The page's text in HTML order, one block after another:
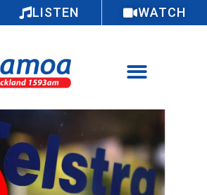
LISTEN WATCH